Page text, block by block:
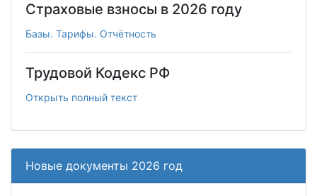
Страховые взносы в 2026 году
Базы. Тарифы. Отчётность
Трудовой Кодекс РФ
Открыть полный текст
Новые документы 2026 год